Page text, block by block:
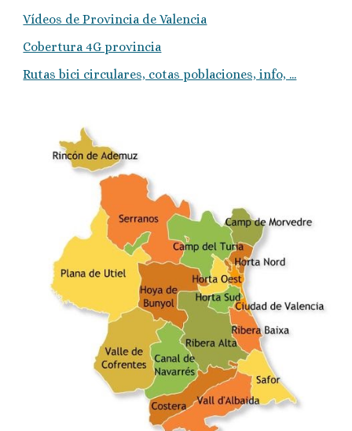
Vídeos de Provincia de Valencia
Cobertura 4G provincia
Rutas bici circulares, cotas poblaciones, info, ...